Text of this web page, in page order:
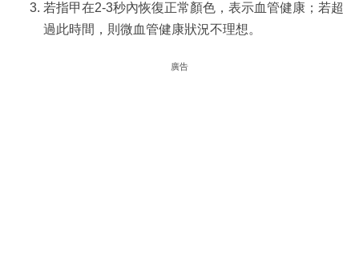
若指甲在2-3秒內恢復正常顏色，表示血管健康；若超
過此時間，則微血管健康狀況不理想。
廣告